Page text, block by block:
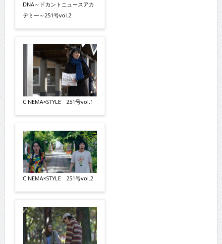
DNA～ドカントニュースアカ
デミー～251号vol.2
CINEMA×STYLE 251号vol.1
CINEMA×STYLE 251号vol.2